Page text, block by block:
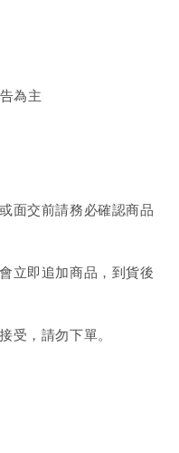
為主
面交前請務必確認商品
立即追加商品，到貨後
受，請勿下單。